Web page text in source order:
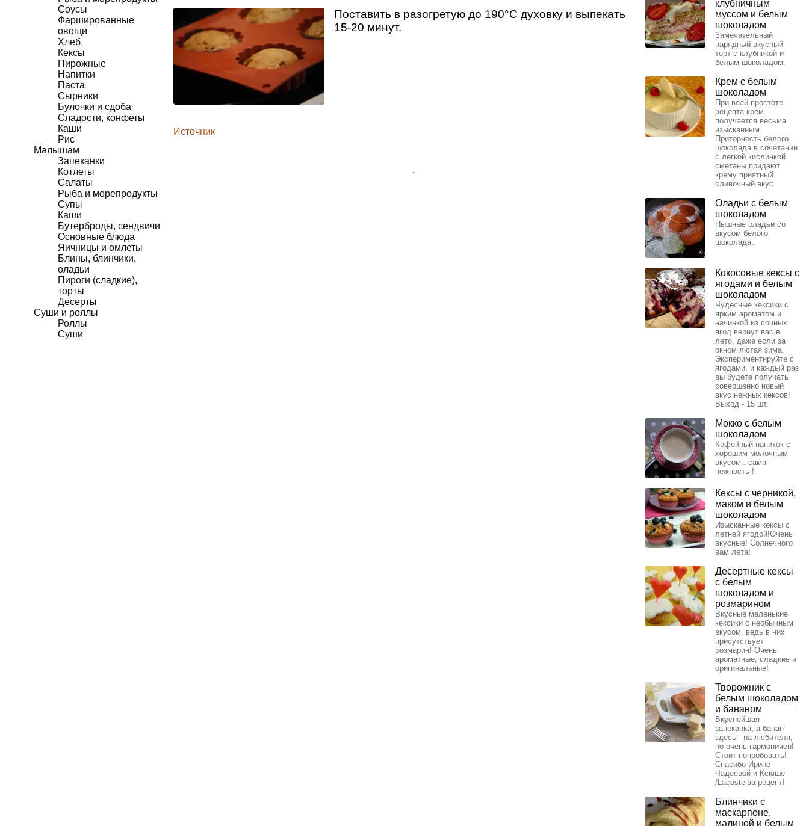
Соусы
Фаршированные
овощи
Хлеб
Кексы
Пирожные
Напитки
Паста
Сырники
Булочки и сдоба
Сладости, конфеты
Каши
Рис
Малышам
Запеканки
Котлеты
Салаты
Рыба и морепродукты
Супы
Каши
Бутерброды, сендвичи
Основные блюда
Яичницы и омлеты
Блины, блинчики,
оладьи
Пироги (сладкие),
торты
Десерты
Суши и роллы
Роллы
Суши
Поставить в разогретую до 190°С духовку и выпекать
15-20 минут.
Источник
клубничным
муссом и белым
шоколадом
Замечательный
нарядный вкусный
торт с клубникой и
белым шоколадом.
Крем с белым
шоколадом
При всей простоте
рецепта крем
получается весьма
изысканным.
Приторность белого
шоколада в сочетании
с легкой кислинкой
сметаны придают
крему приятный
сливочный вкус.
Оладьи с белым
шоколадом
Пышные оладьи со
вкусом белого
шоколада..
Кокосовые кексы с
ягодами и белым
шоколадом
Чудесные кексики с
ярким ароматом и
начинкой из сочных
ягод вернут вас в
лето, даже если за
окном лютая зима.
Экспериментируйте с
ягодами, и каждый раз
вы будете получать
совершенно новый
вкус нежных кексов!
Выход - 15 шт.
Мокко с белым
шоколадом
Кофейный напиток с
хорошим молочным
вкусом.. сама
нежность !
Кексы с черникой,
маком и белым
шоколадом
Изысканные кексы с
летней ягодой!Очень
вкусные! Солнечного
вам лета!
Десертные кексы
с белым
шоколадом и
розмарином
Вкусные маленькие
кексики с необычным
вкусом, ведь в них
присутствует
розмарин! Очень
ароматные, сладкие и
оригинальные!
Творожник с
белым шоколадом
и бананом
Вкуснейшая
запеканка, а банан
здесь - на любителя,
но очень гармоничен!
Стоит попробовать!
Спасибо Ирине
Чадеевой и Ксюше
/Lacoste за рецепт!
Блинчики с
маскарпоне,
малиной и белым